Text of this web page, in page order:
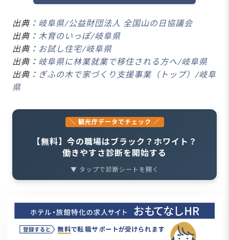
出典： 岐阜県/公益財団法人 全国山の日協議会
出典： 木育のいっぽ/岐阜県
出典： お試し住宅/岐阜県
出典： 岐阜県に林業就業で移住される方へ/岐阜県
出典： ぎふの木で家づくり支援事業（トップ）/岐阜
県
＼ 観光庁データでチェック ／
【無料】今の職場はブラック？ホワイト？
働きやすさ診断を開始する
▼ タップで診断シートを開く